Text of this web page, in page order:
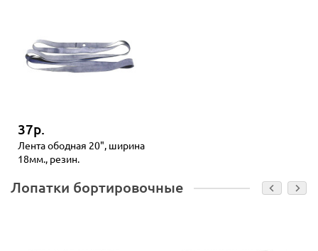
37р.
Лента ободная 20", ширина
18мм., резин.
Лопатки бортировочные